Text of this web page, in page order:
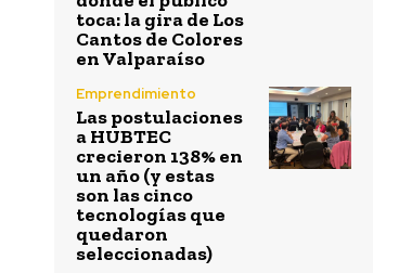
toca: la gira de Los
Cantos de Colores
en Valparaíso
Emprendimiento
Las postulaciones
a HUBTEC
crecieron 138% en
un año (y estas
son las cinco
tecnologías que
quedaron
seleccionadas)